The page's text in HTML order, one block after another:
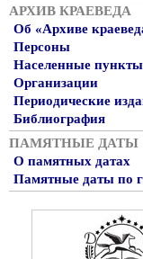
АРХИВ КРАЕВЕДА
Об «Архиве
Персоны
Населенные пункты
Организации
Периодические
Библиография
ПАМЯТНЫЕ ДАТЫ
О памятных датах
Памятные даты по